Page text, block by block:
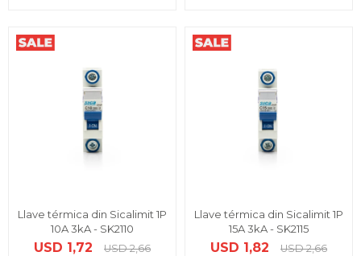
Llave térmica din Sicalimit 1P
10A 3kA - SK2110
USD 1,72 USD 2,66
Llave térmica din Sicalimit 1P
15A 3kA - SK2115
USD 1,82 USD 2,66